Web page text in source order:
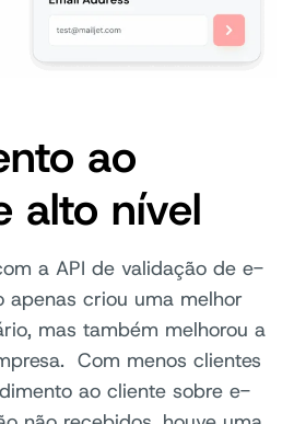
ao
alto nível
a API de validação de e-
apenas criou uma melhor
mas também melhorou a
Com menos clientes
ao cliente sobre e-